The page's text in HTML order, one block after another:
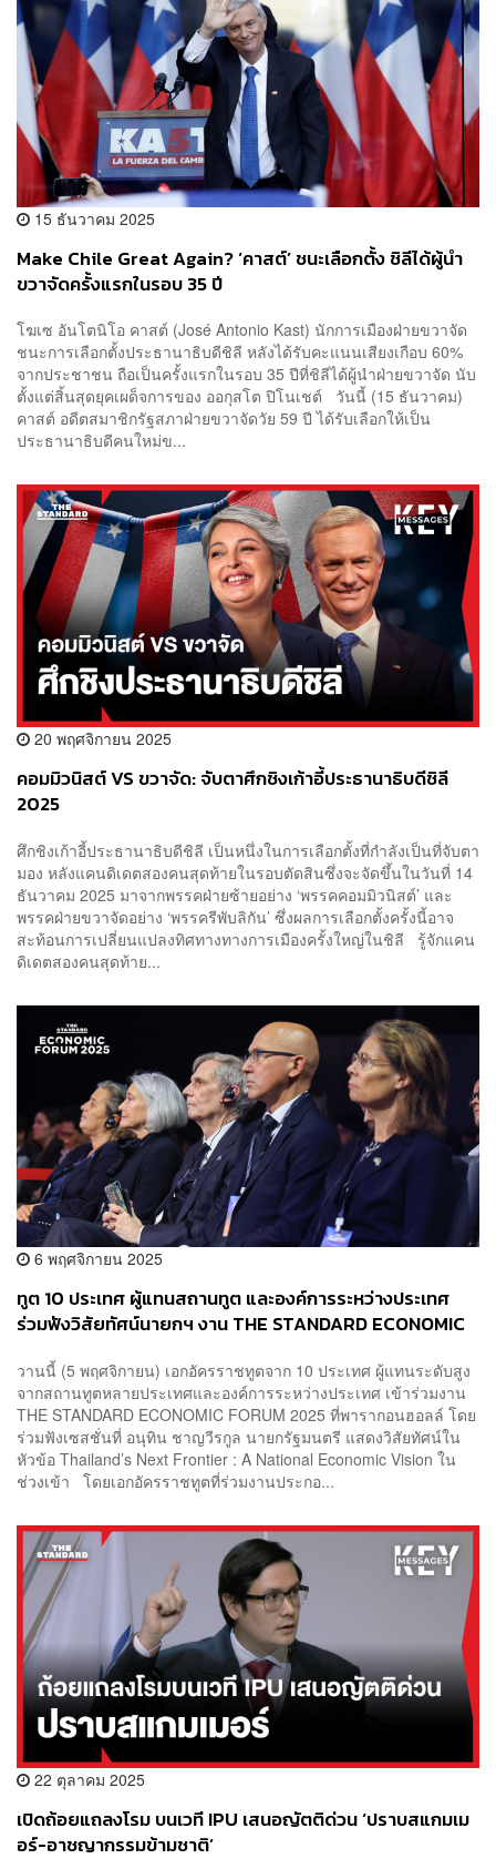
15 ธันวาคม 2025
Make Chile Great Again? ‘คาสต์’ ชนะเลือกตั้ง ชิลีได้ผู้นำ
ขวาจัดครั้งแรกในรอบ 35 ปี
โฆเซ อันโตนิโอ คาสต์ (José Antonio Kast) นักการเมืองฝ่ายขวาจัด
ชนะการเลือกตั้งประธานาธิบดีชิลี หลังได้รับคะแนนเสียงเกือบ 60%
จากประชาชน ถือเป็นครั้งแรกในรอบ 35 ปีที่ชิลีได้ผู้นำฝ่ายขวาจัด นับ
ตั้งแต่สิ้นสุดยุคเผด็จการของ ออกุสโต ปิโนเชต์ วันนี้​ (15 ธันวาคม)
คาสต์ อดีตสมาชิกรัฐสภาฝ่ายขวาจัดวัย 59 ปี ได้รับเลือกให้เป็น
ประธานาธิบดีคนใหม่ข...
20 พฤศจิกายน 2025
คอมมิวนิสต์ VS ขวาจัด: จับตาศึกชิงเก้าอี้ประธานาธิบดีชิลี
2025
ศึกชิงเก้าอี้ประธานาธิบดีชิลี เป็นหนึ่งในการเลือกตั้งที่กำลังเป็นที่จับตา
มอง หลังแคนดิเดตสองคนสุดท้ายในรอบตัดสินซึ่งจะจัดขึ้นในวันที่ 14
ธันวาคม 2025 มาจากพรรคฝ่ายซ้ายอย่าง ‘พรรคคอมมิวนิสต์’ และ
พรรคฝ่ายขวาจัดอย่าง ‘พรรครีพับลิกัน’ ซึ่งผลการเลือกตั้งครั้งนี้อาจ
สะท้อนการเปลี่ยนแปลงทิศทางทางการเมืองครั้งใหญ่ในชิลี รู้จักแคน
ดิเดตสองคนสุดท้าย...
6 พฤศจิกายน 2025
ทูต 10 ประเทศ ผู้แทนสถานทูต และองค์การระหว่างประเทศ
ร่วมฟังวิสัยทัศน์นายกฯ งาน THE STANDARD ECONOMIC
วานนี้ (5 พฤศจิกายน) เอกอัครราชทูตจาก 10 ประเทศ ผู้แทนระดับสูง
จากสถานทูตหลายประเทศและองค์การระหว่างประเทศ เข้าร่วมงาน
THE STANDARD ECONOMIC FORUM 2025 ที่พารากอนฮอลล์ โดย
ร่วมฟังเซสชั่นที่ อนุทิน ชาญวีรกูล นายกรัฐมนตรี แสดงวิสัยทัศน์ใน
หัวข้อ Thailand’s Next Frontier : A National Economic Vision ใน
ช่วงเข้า โดยเอกอัครราชทูตที่ร่วมงานประกอ...
22 ตุลาคม 2025
เปิดถ้อยแถลงโรม บนเวที IPU เสนอญัตติด่วน ‘ปราบสแกมเม
อร์-อาชญากรรมข้ามชาติ’